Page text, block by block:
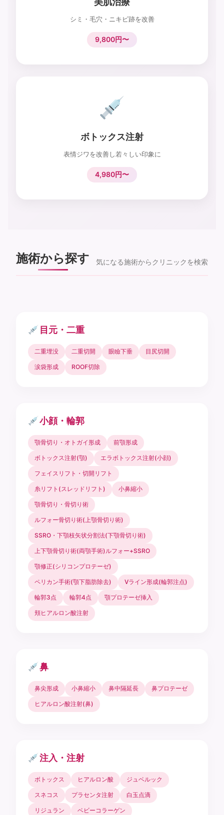
シミ・毛穴・ニキビ跡を改善
9,800円〜
ボトックス注射
表情ジワを改善し若々しい印象に
4,980円〜
施術から探す 気になる施術からクリニックを検索
目元・二重
二重埋没 二重切開 眼瞼下垂 目尻切開
涙袋形成 ROOF切除
小顔・輪郭
顎骨切り・オトガイ形成 前顎形成
ボトックス注射(顎) エラボトックス注射(小顔)
フェイスリフト・切開リフト
糸リフト(スレッドリフト) 小鼻縮小
顎骨切り・骨切り術
ルフォー骨切り術(上顎骨切り術)
SSRO・下顎枝矢状分割法(下顎骨切り術)
上下顎骨切り術(両顎手術)ルフォー+SSRO
顎修正(シリコンプロテーゼ)
ペリカン手術(顎下脂肪除去) Vライン形成(輪郭注点)
輪郭3点 輪郭4点 顎プロテーゼ挿入
頬ヒアルロン酸注射
鼻
鼻尖形成 小鼻縮小 鼻中隔延長 鼻プロテーゼ
ヒアルロン酸注射(鼻)
注入・注射
ボトックス ヒアルロン酸 ジュベルック
スネコス プラセンタ注射 白玉点滴
リジュラン ベビーコラーゲン